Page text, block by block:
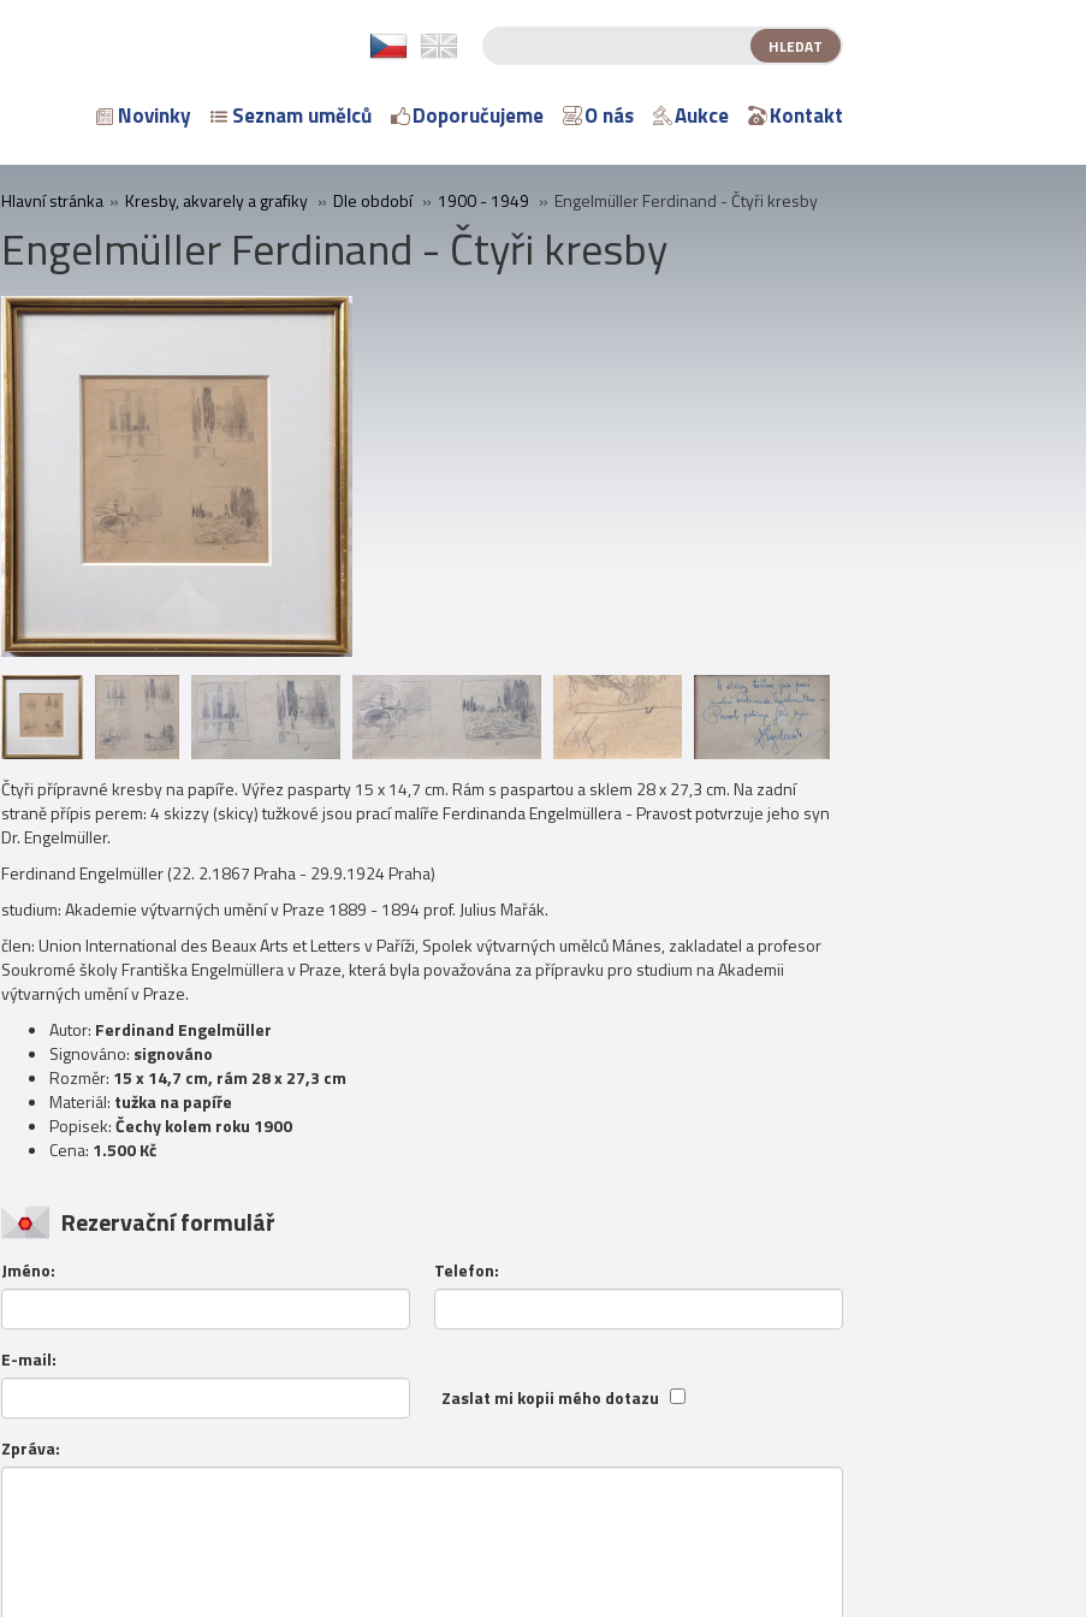
Novinky Seznam umělců Doporučujeme O nás Aukce Kontakt
Hlavní stránka » Kresby, akvarely a grafiky » Dle období » 1900 - 1949 » Engelmüller Ferdinand - Čtyři kresby
Engelmüller Ferdinand - Čtyři kresby
Čtyři přípravné kresby na papíře. Výřez pasparty 15 x 14,7 cm. Rám s paspartou a sklem 28 x 27,3 cm. Na zadní
straně přípis perem: 4 skizzy (skicy) tužkové jsou prací malíře Ferdinanda Engelmüllera - Pravost potvrzuje jeho syn
Dr. Engelmüller.
Ferdinand Engelmüller (22. 2.1867 Praha - 29.9.1924 Praha)
studium: Akademie výtvarných umění v Praze 1889 - 1894 prof. Julius Mařák.
člen: Union International des Beaux Arts et Letters v Paříži, Spolek výtvarných umělců Mánes, zakladatel a profesor
Soukromé školy Františka Engelmüllera v Praze, která byla považována za přípravku pro studium na Akademii
výtvarných umění v Praze.
Autor: Ferdinand Engelmüller
Signováno: signováno
Rozměr: 15 x 14,7 cm, rám 28 x 27,3 cm
Materiál: tužka na papíře
Popisek:Čechy kolem roku 1900
Cena: 1.500 Kč
Rezervační formulář
Jméno: Telefon:
E-mail:
Zaslat mi kopii mého dotazu
Zpráva: